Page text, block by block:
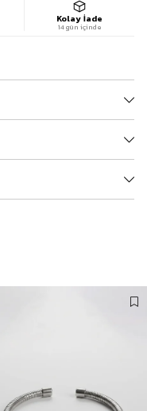
Kolay İade
14 gün içinde